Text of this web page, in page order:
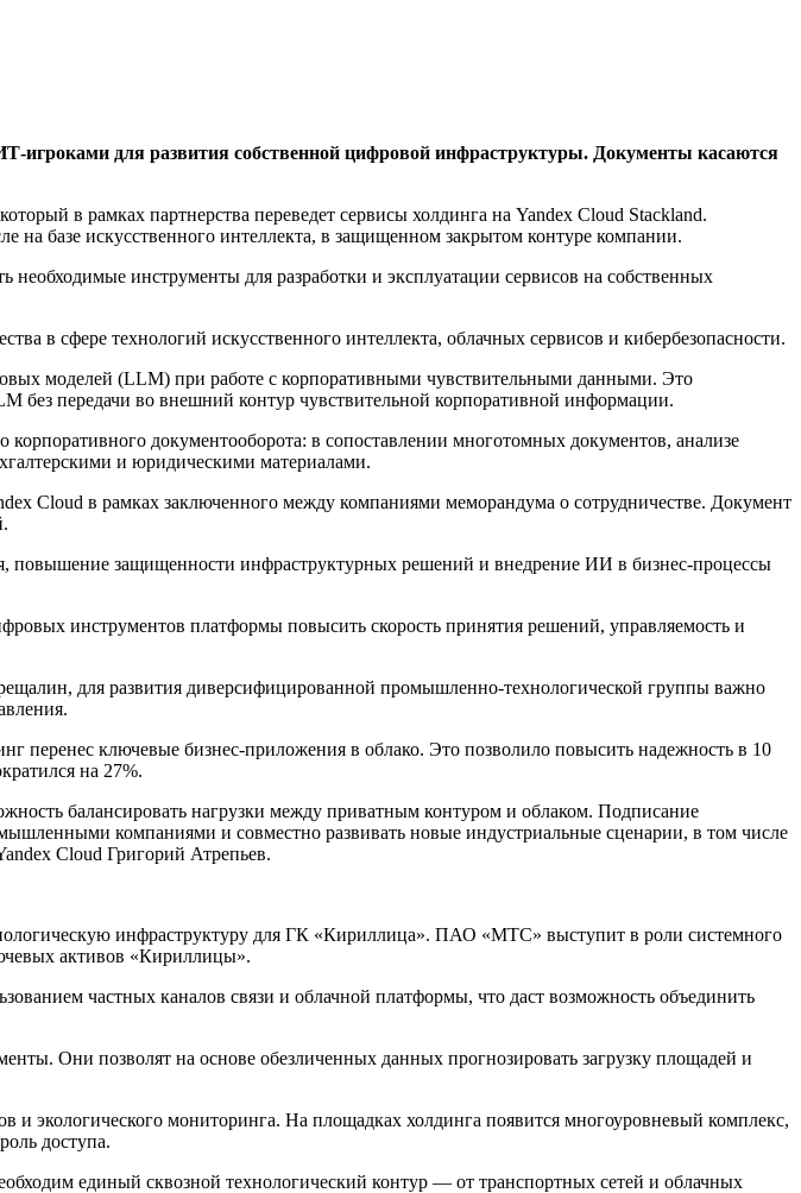
для развития собственной цифровой инфраструктуры. Документы касаются
в рамках партнерства переведет сервисы холдинга на Yandex Cloud Stackland.
базе искусственного интеллекта, в защищенном закрытом контуре компании.
инструменты для разработки и эксплуатации сервисов на собственных
в сфере технологий искусственного интеллекта, облачных сервисов и кибербезопасности.
моделей (LLM) при работе с корпоративными чувствительными данными. Это
без передачи во внешний контур чувствительной корпоративной информации.
документооборота: в сопоставлении многотомных документов, анализе
и юридическими материалами.
Cloud в рамках заключенного между компаниями меморандума о сотрудничестве. Документ
повышение защищенности инфраструктурных решений и внедрение ИИ в бизнес-процессы
инструментов платформы повысить скорость принятия решений, управляемость и
для развития диверсифицированной промышленно-технологической группы важно
перенес ключевые бизнес-приложения в облако. Это позволило повысить надежность в 10
на 27%.
балансировать нагрузки между приватным контуром и облаком. Подписание
компаниями и совместно развивать новые индустриальные сценарии, в том числе
Cloud Григорий Атрепьев.
инфраструктуру для ГК «Кириллица». ПАО «МТС» выступит в роли системного
активов «Кириллицы».
частных каналов связи и облачной платформы, что даст возможность объединить
Они позволят на основе обезличенных данных прогнозировать загрузку площадей и
и экологического мониторинга. На площадках холдинга появится многоуровневый комплекс,
доступа.
единый сквозной технологический контур — от транспортных сетей и облачных